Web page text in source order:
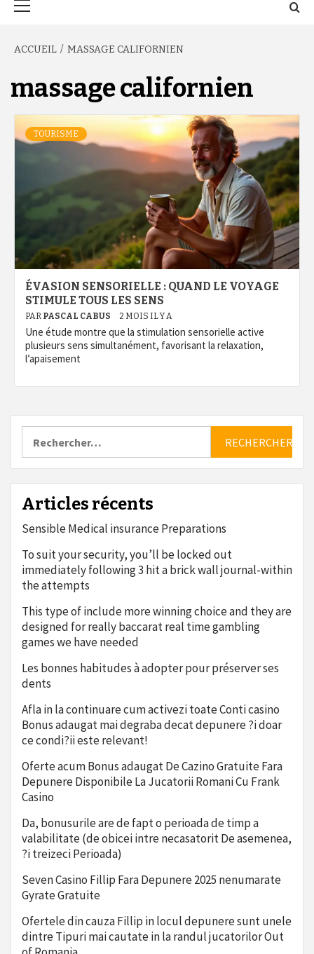
ACCUEIL MASSAGE CALIFORNIEN
massage californien
TOURISME
ÉVASION SENSORIELLE : QUAND LE VOYAGE
STIMULE TOUS LES SENS
PAR PASCAL CABUS 2 MOIS IL Y A
Une étude montre que la stimulation sensorielle active
plusieurs sens simultanément, favorisant la relaxation,
l’apaisement
Articles récents
Sensible Medical insurance Preparations
To suit your security, you’ll be locked out
immediately following 3 hit a brick wall journal-within
the attempts
This type of include more winning choice and they are
designed for really baccarat real time gambling
games we have needed
Les bonnes habitudes à adopter pour préserver ses
dents
Afla in la continuare cum activezi toate Conti casino
Bonus adaugat mai degraba decat depunere ?i doar
ce condi?ii este relevant!
Oferte acum Bonus adaugat De Cazino Gratuite Fara
Depunere Disponibile La Jucatorii Romani Cu Frank
Casino
Da, bonusurile are de fapt o perioada de timp a
valabilitate (de obicei intre necasatorit De asemenea,
?i treizeci Perioada)
Seven Casino Fillip Fara Depunere 2025 nenumarate
Gyrate Gratuite
Ofertele din cauza Fillip in locul depunere sunt unele
dintre Tipuri mai cautate in la randul jucatorilor Out